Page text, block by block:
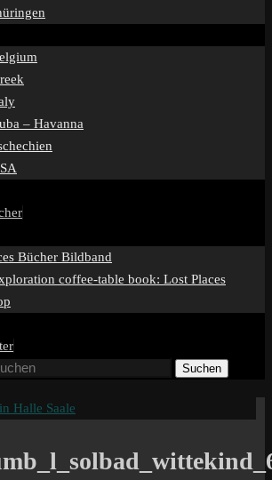
– Havanna
Bücher Bildband
coffee-table book: Lost Places
Suchen
Halle Saale